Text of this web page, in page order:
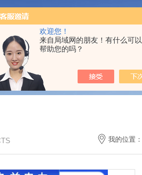
欢迎您！
来自局域网的朋友！有什么可以
帮助您的吗？
我的位置：